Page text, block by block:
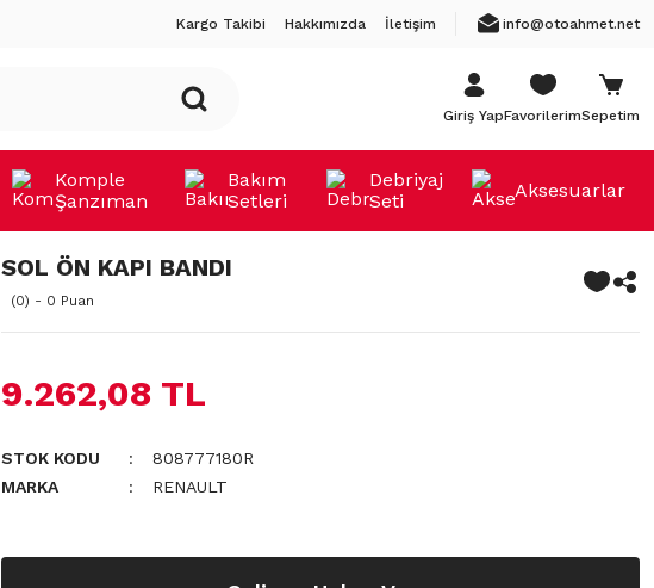
Kargo Takibi Hakkımızda İletişim info@otoahmet.net
Giriş YapFavorilerimSepetim
Komple
Şanzıman
Bakım
Setleri
Debriyaj
Seti
Aksesuarlar
SOL ÖN KAPI BANDI
(0) - 0 Puan
9.262,08 TL
STOK KODU
808777180R
MARKA
RENAULT